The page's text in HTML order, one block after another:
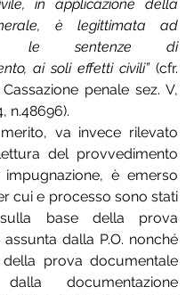
in applicazione della
è legittimata ad
le sentenze di
ai soli effetti civili” (cfr.
penale sez. V,
n.48696).
va invece rilevato
del provvedimento
è emerso
cui e processo sono stati
base della prova
dalla P.O. nonché
prova documentale
documentazione